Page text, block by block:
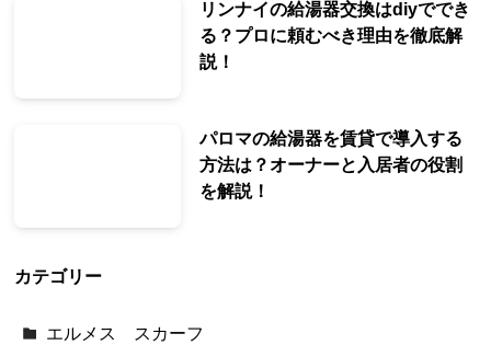
リンナイの給湯器交換はdiyででき
る？プロに頼むべき理由を徹底解
説！
パロマの給湯器を賃貸で導入する
方法は？オーナーと入居者の役割
を解説！
カテゴリー
エルメス スカーフ